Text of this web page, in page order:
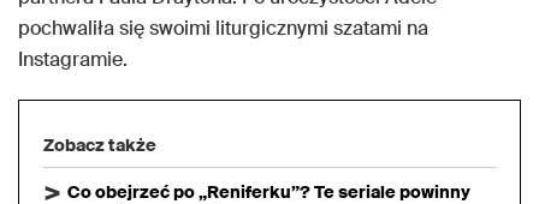
pochwaliła się swoimi liturgicznymi szatami na
Instagramie.
Zobacz także
Co obejrzeć po „Reniferku”? Te seriale powinny